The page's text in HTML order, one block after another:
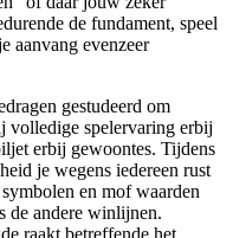
de fundament, speel
aanvang evenzeer
gestudeerd om
volledige spelervaring erbij
erbij gewoontes. Tijdens
je wegens iedereen rust
en mof waarden
de andere winlijnen.